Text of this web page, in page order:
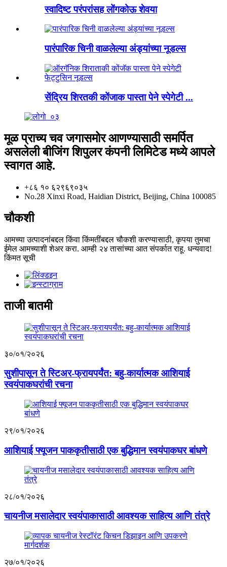
स्वादिष्ट परंपरांसह लोंगकोऊ शेवया
पारंपारिक चिनी वाळलेल्या अंड्यांच्या नूडल्स
सेंद्रिय शिरतकी कोंजाक पास्ता पेने स्पेगेटी ...
मूळ प्राच्य चव जगासमोर आणण्यासाठी समर्पित
असलेली बीजिंग शिपुलर कंपनी लिमिटेड मध्ये आपले
स्वागत आहे.
+८६ १० ६२९६९०३५
No.28 Xinxi Road, Haidian District, Beijing, China 100085
चौकशी
आमच्या उत्पादनांबद्दल किंवा किंमतींबद्दल चौकशी करण्यासाठी, कृपया तुमचा
ईमेल आमच्याशी शेअर करा. आम्ही २४ तासांच्या आत संपर्कात राहू. धन्यवाद!
किंमत सूची
ताजी बातमी
३०/०१/२०२६
सुशीपासून ते स्टिअर-फ्रायपर्यंत: बहु-कार्यात्मक आशियाई
स्वयंपाकघरांची रचना
२९/०१/२०२६
आशियाई फ्यूजन पाककृतीसाठी एक बुद्धिमान स्वयंपाकघर बांधणे
२८/०१/२०२६
चायनीज मसालेदार स्वयंपाकासाठी आवश्यक साहित्य आणि तंत्रे
२७/०१/२०२६